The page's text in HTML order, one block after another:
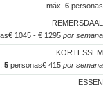
máx. 6 personas
REMERSDAAL
€ 1045 - € 1295 por semana
KORTESSEM
€ 415 por semana
5 personas
ESSEN